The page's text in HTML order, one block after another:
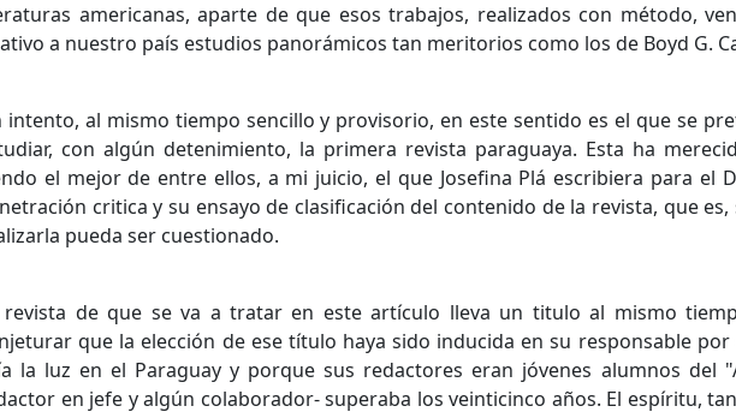
americanas, aparte de que esos trabajos, realizados con método,
a nuestro país estudios panorámicos tan meritorios como los de Boyd G.
intento, al mismo tiempo sencillo y provisorio, en este sentido es el que se
con algún detenimiento, la primera revista paraguaya. Esta ha
el mejor de entre ellos, a mi juicio, el que Josefina Plá escribiera para el
critica y su ensayo de clasificación del contenido de la revista, que
pueda ser cuestionado.
revista de que se va a tratar en este artículo lleva un titulo al mismo
que la elección de ese título haya sido inducida en su responsable
la luz en el Paraguay y porque sus redactores eran jóvenes alumnos del
en jefe y algún colaborador- superaba los veinticinco años. El espíritu,